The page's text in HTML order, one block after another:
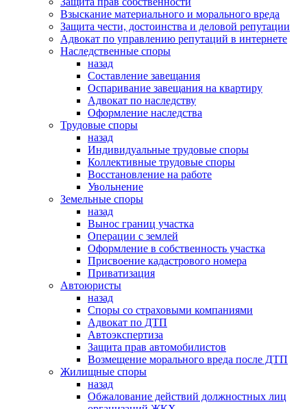
Взыскание материального и морального вреда
Защита чести, достоинства и деловой репутации
Адвокат по управлению репутаций в интернете
Наследственные споры
назад
Составление завещания
Оспаривание завещания на квартиру
Адвокат по наследству
Оформление наследства
Трудовые споры
назад
Индивидуальные трудовые споры
Коллективные трудовые споры
Восстановление на работе
Увольнение
Земельные споры
назад
Вынос границ участка
Операции с землей
Оформление в собственность участка
Присвоение кадастрового номера
Приватизация
Автоюристы
назад
Споры со страховыми компаниями
Адвокат по ДТП
Автоэкспертиза
Защита прав автомобилистов
Возмещение морального вреда после ДТП
Жилищные споры
назад
Обжалование действий должностных лиц